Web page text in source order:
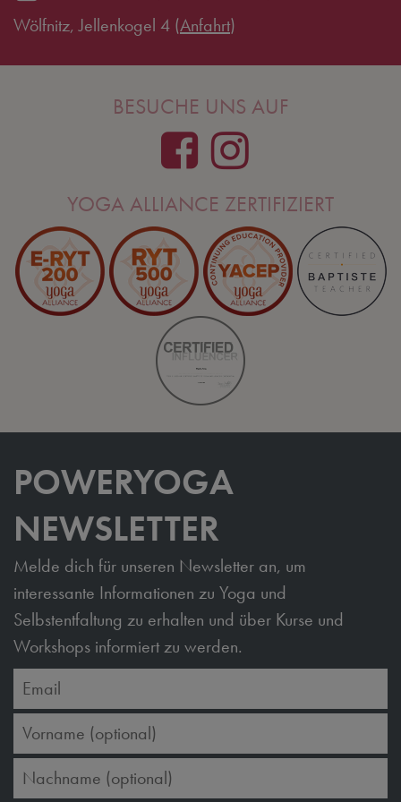
Wölfnitz, Jellenkogel 4 (Anfahrt)
BESUCHE UNS AUF
YOGA ALLIANCE ZERTIFIZIERT
POWERYOGA
NEWSLETTER
Melde dich für unseren Newsletter an, um
interessante Informationen zu Yoga und
Selbstentfaltung zu erhalten und über Kurse und
Workshops informiert zu werden.